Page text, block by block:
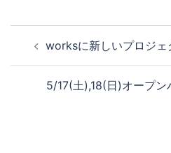
worksに新しいプロジェ
5/17(土),18(日)オープ